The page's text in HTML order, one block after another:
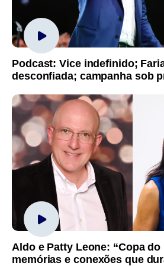
Podcast: Vice indefinido;
desconfiada; campanha sob
Aldo e Patty Leone: “Copa
memórias e conexões que